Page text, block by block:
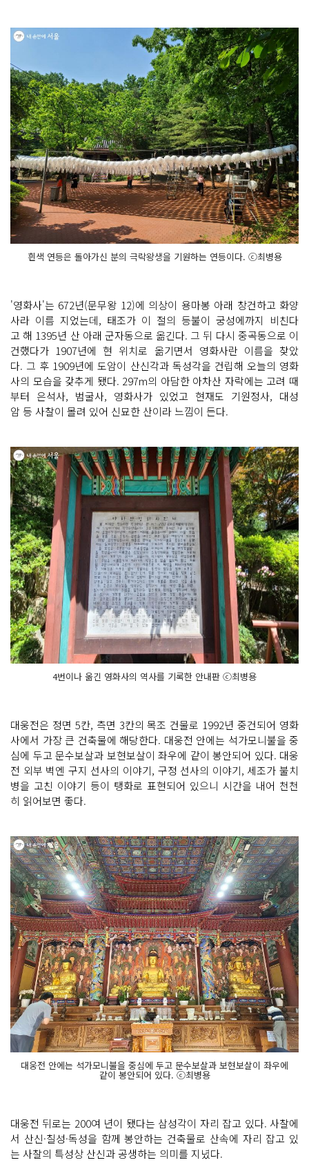
흰색 연등은 돌아가신 분의 극락왕생을 기원하는 연등이다. ⓒ최병용
'영화사'는 672년(문무왕 12)에 의상이 용마봉 아래 창건하고 화양
사라 이름 지었는데, 태조가 이 절의 등불이 궁성에까지 비친다
고 해 1395년 산 아래 군자동으로 옮긴다. 그 뒤 다시 중곡동으로 이
건했다가 1907년에 현 위치로 옮기면서 영화사란 이름을 찾았
다. 그 후 1909년에 도암이 산신각과 독성각을 건립해 오늘의 영화
사의 모습을 갖추게 됐다. 297m의 아담한 아차산 자락에는 고려 때
부터 은석사, 범굴사, 영화사가 있었고 현재도 기원정사, 대성
암 등 사찰이 몰려 있어 신묘한 산이라 느낌이 든다.
4번이나 옮긴 영화사의 역사를 기록한 안내판 ⓒ최병용
대웅전은 정면 5칸, 측면 3칸의 목조 건물로 1992년 중건되어 영화
사에서 가장 큰 건축물에 해당한다. 대웅전 안에는 석가모니불을 중
심에 두고 문수보살과 보현보살이 좌우에 같이 봉안되어 있다. 대웅
전 외부 벽엔 구지 선사의 이야기, 구정 선사의 이야기, 세조가 불치
병을 고친 이야기 등이 탱화로 표현되어 있으니 시간을 내어 천천
히 읽어보면 좋다.
대웅전 안에는 석가모니불을 중심에 두고 문수보살과 보현보살이 좌우에
같이 봉안되어 있다. ⓒ최병용
대웅전 뒤로는 200여 년이 됐다는 삼성각이 자리 잡고 있다. 사찰에
서 산신·칠성·독성을 함께 봉안하는 건축물로 산속에 자리 잡고 있
는 사찰의 특성상 산신과 공생하는 의미를 지녔다.